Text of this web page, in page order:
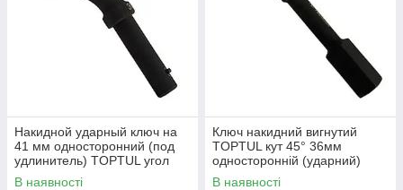
Накидной ударный ключ на
41 мм односторонний (под
удлинитель) TOPTUL угол
45° AAAV4141
В наявності
Ключ накидний вигнутий
TOPTUL кут 45° 36мм
односторонній (ударний)
AAAU3636
В наявності